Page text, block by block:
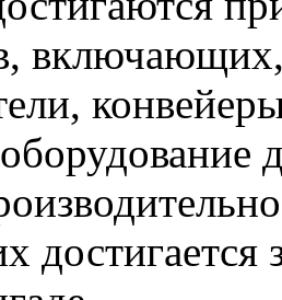
достигается